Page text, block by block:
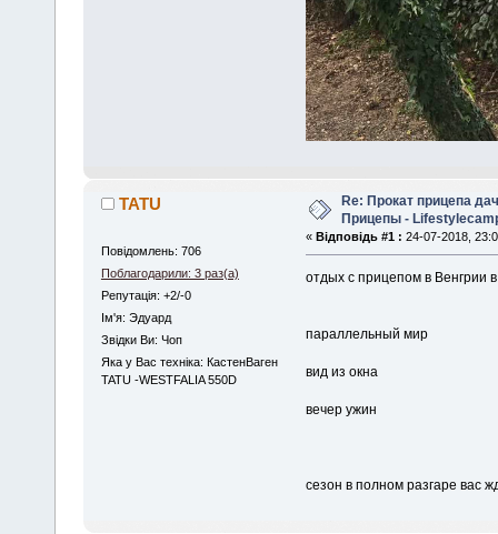
TATU
Повідомлень: 706
Поблагодарили: 3 раз(а)
Репутація: +2/-0
Iм'я: Эдуард
Звідки Ви: Чоп
Яка у Вас техніка: КастенВаген
TATU -WESTFALIA 550D
Re: Прокат прицепа
Прицепы -
« Відповідь #1 : 24-07-2018,
отдых с прицепом в Венгрии
параллельный мир
вид из окна
вечер ужин
сезон в полном разгаре вас